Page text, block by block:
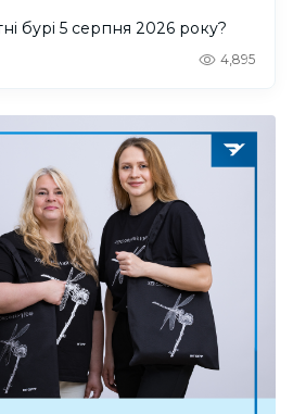
бурі 5 серпня 2026 року?
4,895